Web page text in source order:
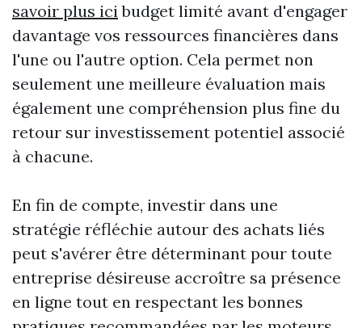
savoir plus icibudget limité avant d'engager
davantage vos ressources financières dans
l'une ou l'autre option. Cela permet non
seulement une meilleure évaluation mais
également une compréhension plus fine du
retour sur investissement potentiel associé
à chacune.
En fin de compte, investir dans une
stratégie réfléchie autour des achats liés
peut s'avérer être déterminant pour toute
entreprise désireuse accroître sa présence
en ligne tout en respectant les bonnes